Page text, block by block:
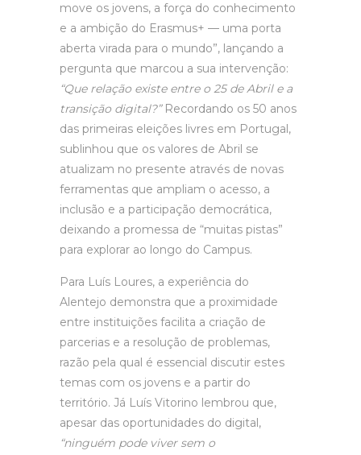
move os jovens, a força do conhecimento
e a ambição do Erasmus+ — uma porta
aberta virada para o mundo”, lançando a
pergunta que marcou a sua intervenção:
“Que relação existe entre o 25 de Abril e a
transição digital?”Recordando os 50 anos
das primeiras eleições livres em Portugal,
sublinhou que os valores de Abril se
atualizam no presente através de novas
ferramentas que ampliam o acesso, a
inclusão e a participação democrática,
deixando a promessa de “muitas pistas”
para explorar ao longo do Campus.
Para Luís Loures, a experiência do
Alentejo demonstra que a proximidade
entre instituições facilita a criação de
parcerias e a resolução de problemas,
razão pela qual é essencial discutir estes
temas com os jovens e a partir do
território. Já Luís Vitorino lembrou que,
apesar das oportunidades do digital,
“ninguém pode viver sem o